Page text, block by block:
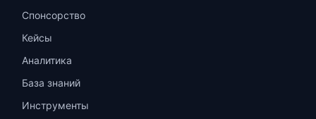
Спонсорство
Кейсы
Аналитика
База знаний
Инструменты